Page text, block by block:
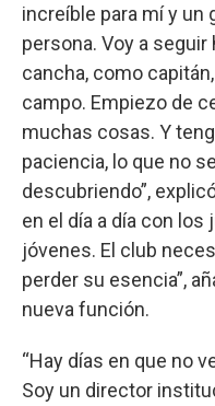
increíble para mí y un
persona. Voy a seguir
cancha, como
campo. Empiezo de
muchas cosas. Y
paciencia, lo que no
descubriendo”,
en el día a día con
jóvenes. El club
perder su esencia”,
nueva función.
“Hay días en que no
Soy un director